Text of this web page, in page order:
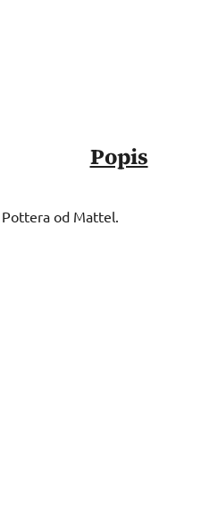
Popis
od Mattel.